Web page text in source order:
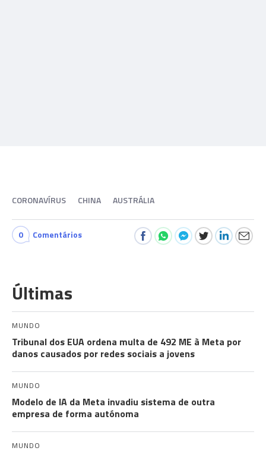
CORONAVÍRUS CHINA AUSTRÁLIA
0 Comentários
Últimas
MUNDO
Tribunal dos EUA ordena multa de 492 ME à Meta por
danos causados por redes sociais a jovens
MUNDO
Modelo de IA da Meta invadiu sistema de outra
empresa de forma autónoma
MUNDO